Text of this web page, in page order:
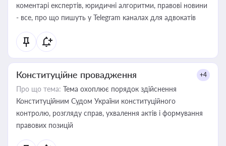
коментарі експертів, юридичні алгоритми, правові новини
- все, про що пишуть у Telegram каналах для адвокатів
Конституційне провадження +4
Про що тема: Тема охоплює порядок здійснення
Конституційним Судом України конституційного
контролю, розгляду справ, ухвалення актів і формування
правових позицій